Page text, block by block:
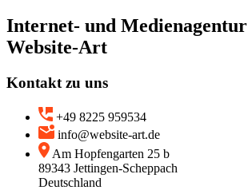
Internet- und Medienagentur
Website-Art
Kontakt zu uns
+49 8225 959534
info@website-art.de
Am Hopfengarten 25 b
89343 Jettingen-Scheppach
Deutschland